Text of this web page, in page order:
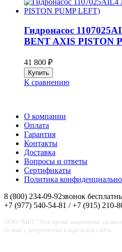
Гидронасос
BENT AXIS PISTON
41 800 ₽
К сравнению
О компании
Оплата
Гарантия
Контакты
Доставка
Вопросы и ответы
Сертификаты
Политика
8 (800) 234-09-92звонок
+7 (977) 540-54-81 / +7 (915) 210-
ООО "МГС" Все права защищены, полное
только с разрешения владельцев сайта.